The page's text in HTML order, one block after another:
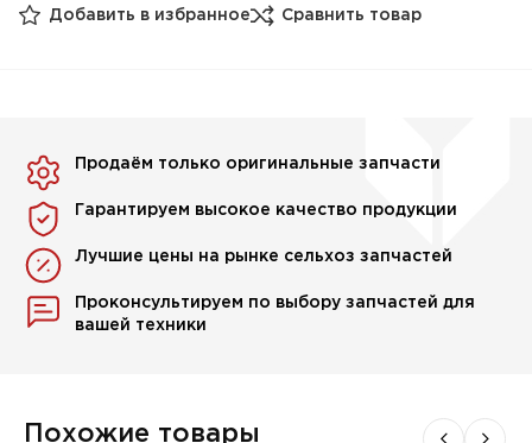
Добавить в избранное Сравнить товар
Продаём только оригинальные запчасти
Гарантируем высокое качество продукции
Лучшие цены на рынке сельхоз запчастей
Проконсультируем по выбору запчастей для
вашей техники
Похожие товары